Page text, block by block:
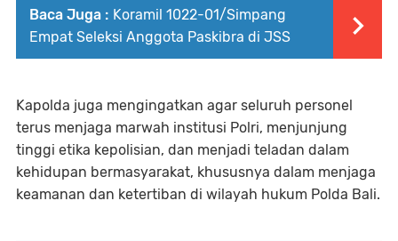
Baca Juga : Koramil 1022-01/Simpang
Empat Seleksi Anggota Paskibra di JSS
Kapolda juga mengingatkan agar seluruh personel
terus menjaga marwah institusi Polri, menjunjung
tinggi etika kepolisian, dan menjadi teladan dalam
kehidupan bermasyarakat, khususnya dalam menjaga
keamanan dan ketertiban di wilayah hukum Polda Bali.